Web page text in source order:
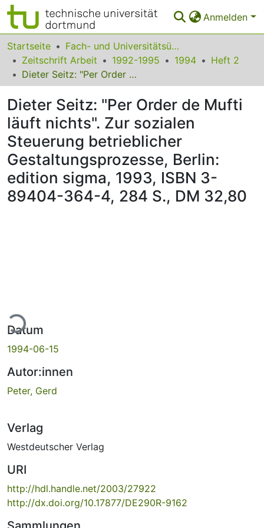
Anmelden
Bereiche & Sammlungen
Das gesamte Repositorium
FAQ
Leitlinien
Zurück zur Startseite
Startseite
Fach- und Universitätsübergreifendes
Zeitschrift Arbeit
1992-1995 1994
Heft 2
Dieter Seitz: "Per Order de Mufti läuft nichts". Zur sozialen Steuerung betrieblicher Gestaltungsprozesse, Berlin: edition sigma, 1993, ISBN 3-89404-364-4, 284 S., DM 32,80
Dieter Seitz: "Per Order de Mufti
läuft nichts". Zur sozialen
Steuerung betrieblicher
Gestaltungsprozesse, Berlin:
edition sigma, 1993, ISBN 3-
89404-364-4, 284 S., DM 32,80
Datum
1994-06-15
Autor:innen
Peter, Gerd
Verlag
Westdeutscher Verlag
URI
http://hdl.handle.net/2003/27922
http://dx.doi.org/10.17877/DE290R-9162